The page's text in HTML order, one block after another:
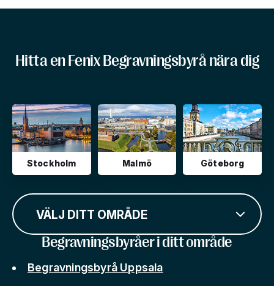
Hitta en Fenix Begravningsbyrå nära dig
Stockholm Malmö Göteborg
VÄLJ DITT OMRÅDE
Begravningsbyråer i ditt område
Begravningsbyrå Uppsala